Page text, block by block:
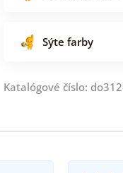
Sýte farby
Katalógové číslo: